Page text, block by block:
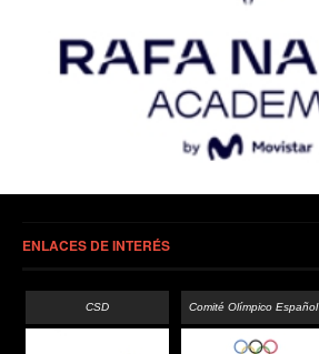
ENLACES DE INTERÉS
CSD Comité Olímpico Español